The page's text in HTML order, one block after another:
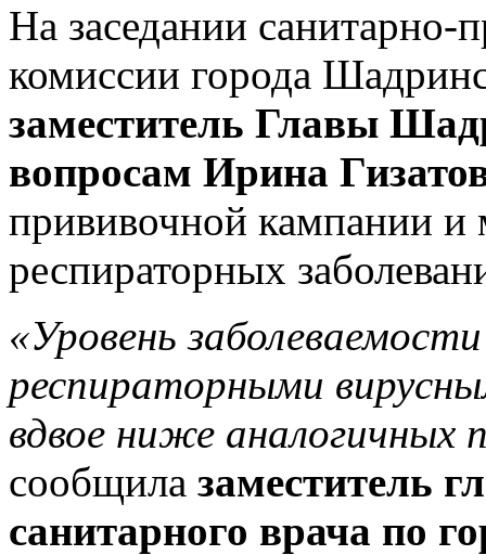
На заседании санитарно-
комиссии города
заместитель Главы
вопросам Ирина
прививочной кампании
респираторных
«Уровень
респираторными
вдвое ниже аналогичных
сообщила заместитель
санитарного врача по